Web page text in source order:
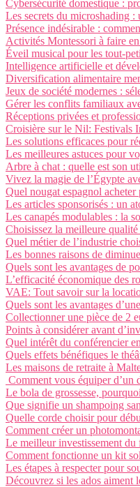
Cybersécurité domestique :
Les secrets du microshading
Présence indésirable :
Activités Montessori à faire
Éveil musical pour les tout-
Intelligence artificielle et
Diversification alimentaire
Jeux de société modernes :
Gérer les conflits familiaux
Réceptions privées et
Croisière sur le Nil: Festivals
Les solutions efficaces pour
Les meilleures astuces pour
Arbre à chat : quelle est son
Vivez la magie de l’Égypte
Quel nougat espagnol
Les articles sponsorisés : un
Les canapés modulables : la
Choisissez la meilleure
Quel métier de l’industrie
Les bonnes raisons de
Quels sont les avantages de
L’efficacité économique des
VAE: Tout savoir sur la
Quels sont les avantages
Collectionner une pièce de 2
Points à considérer avant
Quel intérêt du conférencier
Quels effets bénéfiques le
Les maisons de retraite à
Comment vous équiper d’un
Le bola de grossesse,
Que signifie un shampoing
Quelle corde choisir pour
Comment créer un
Le meilleur investissement
Comment fonctionne un kit
Les étapes à respecter pour
Découvrez si les ados aiment